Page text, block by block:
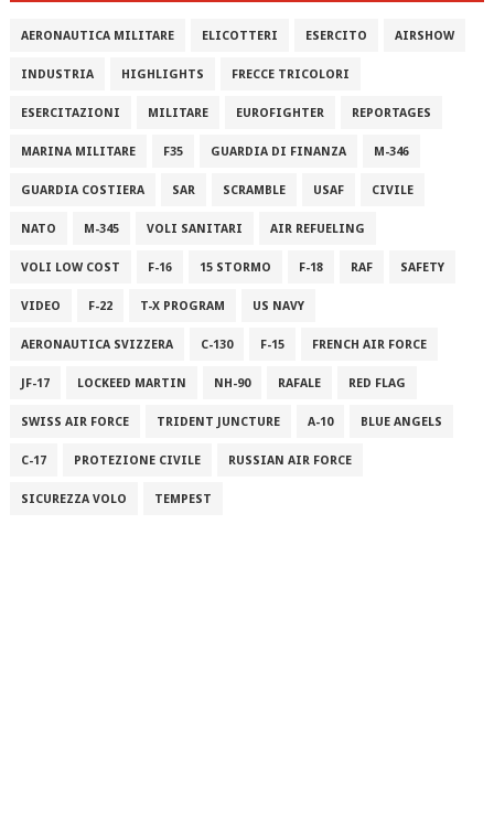
AERONAUTICA MILITARE ELICOTTERI ESERCITO AIRSHOW
INDUSTRIA HIGHLIGHTS FRECCE TRICOLORI
ESERCITAZIONI MILITARE EUROFIGHTER REPORTAGES
MARINA MILITARE F35 GUARDIA DI FINANZA M-346
GUARDIA COSTIERA SAR SCRAMBLE USAF CIVILE
NATO M-345 VOLI SANITARI AIR REFUELING
VOLI LOW COST F-16 15 STORMO F-18 RAF SAFETY
VIDEO F-22 T-X PROGRAM US NAVY
AERONAUTICA SVIZZERA C-130 F-15 FRENCH AIR FORCE
JF-17 LOCKEED MARTIN NH-90 RAFALE RED FLAG
SWISS AIR FORCE TRIDENT JUNCTURE A-10 BLUE ANGELS
C-17 PROTEZIONE CIVILE RUSSIAN AIR FORCE
SICUREZZA VOLO TEMPEST